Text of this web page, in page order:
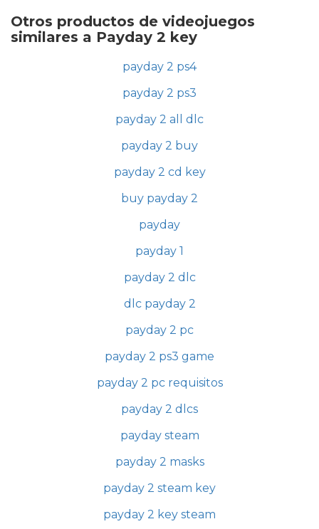
Otros productos de videojuegos
similares a Payday 2 key
payday 2 ps4
payday 2 ps3
payday 2 all dlc
payday 2 buy
payday 2 cd key
buy payday 2
payday
payday 1
payday 2 dlc
dlc payday 2
payday 2 pc
payday 2 ps3 game
payday 2 pc requisitos
payday 2 dlcs
payday steam
payday 2 masks
payday 2 steam key
payday 2 key steam